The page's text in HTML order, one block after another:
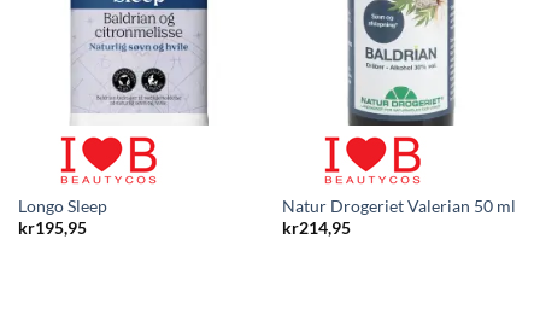
Longo Sleep
kr195,95
Natur Drogeriet Valerian 50 ml
kr214,95